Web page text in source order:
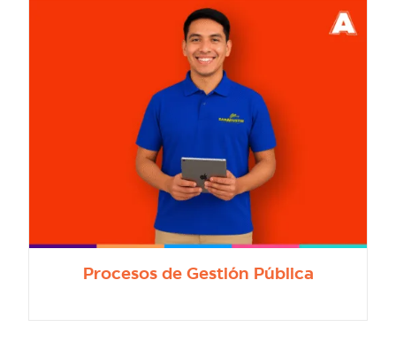
Procesos de Gestión Pública